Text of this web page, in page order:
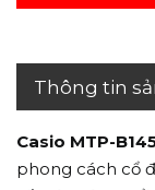
Thông tin
Casio MTP-
phong cách cổ